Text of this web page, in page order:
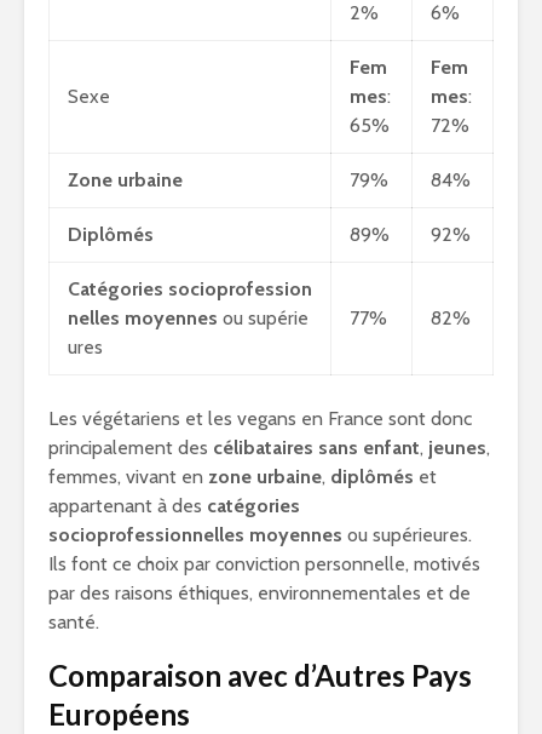
2% 6%
Sexe
Fem
mes:
65%
Fem
mes:
72%
Zone urbaine 79% 84%
Diplômés 89% 92%
Catégories socioprofession
nelles moyennes ou supérie
ures
77% 82%
Les végétariens et les vegans en France sont donc
principalement des célibataires sans enfant, jeunes,
femmes, vivant en zone urbaine, diplômés et
appartenant à des catégories
socioprofessionnelles moyennes ou supérieures.
Ils font ce choix par conviction personnelle, motivés
par des raisons éthiques, environnementales et de
santé.
Comparaison avec d’Autres Pays
Européens